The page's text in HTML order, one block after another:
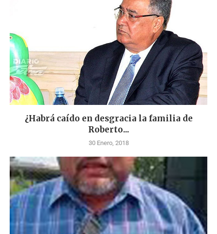
¿Habrá caído en desgracia la familia de
Roberto...
30 Enero, 2018